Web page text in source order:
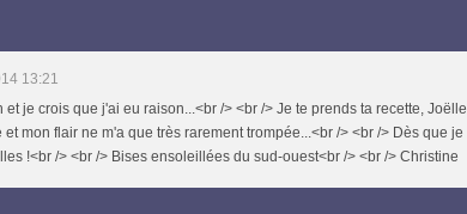
13:21
je crois que j'ai eu raison...<br /> <br /> Je te prends ta recette, Joëlle
mon flair ne m'a que très rarement trompée...<br /> <br /> Dès que je
!<br /> <br /> Bises ensoleillées du sud-ouest<br /> <br /> Christine